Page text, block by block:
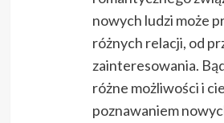
nowych ludzi może
różnych relacji, od
zainteresowania.
różne możliwości i
poznawaniem